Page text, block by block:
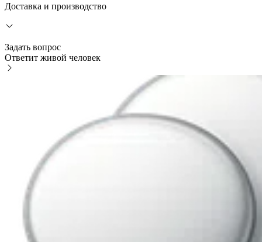
Доставка и производство
Задать вопрос
Ответит живой человек